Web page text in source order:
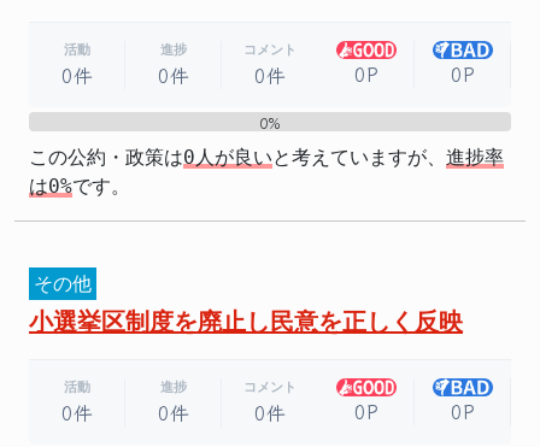
活動
0件
進捗
0件
コメント
0件 0P 0P
0%
この公約・政策は0人が良いと考えていますが、 進捗率
は0%です。
その他
小選挙区制度を廃止し民意を正しく反映
活動
0件
進捗
0件
コメント
0件 0P 0P